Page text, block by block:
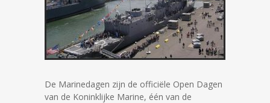
De Marinedagen zijn de officiële Open Dagen
van de Koninklijke Marine, één van de